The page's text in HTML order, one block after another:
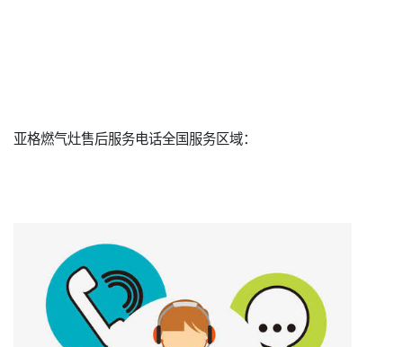
亚格燃气灶售后服务电话全国服务区域：